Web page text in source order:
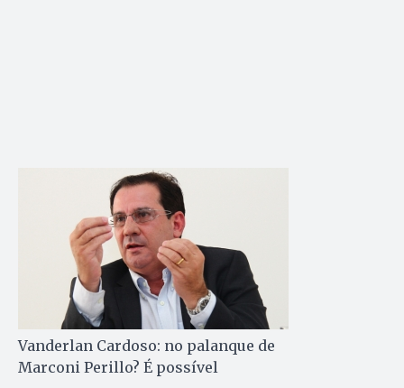
Vanderlan Cardoso: no palanque de
Marconi Perillo? É possível